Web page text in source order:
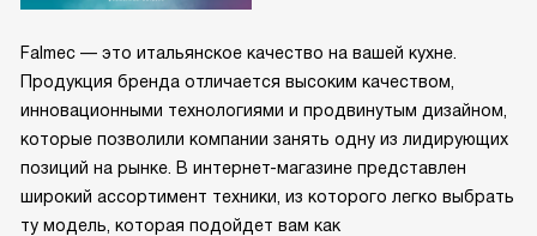
Falmec — это итальянское качество на вашей кухне.
Продукция бренда отличается высоким качеством,
инновационными технологиями и продвинутым дизайном,
которые позволили компании занять одну из лидирующих
позиций на рынке. В интернет-магазине представлен
широкий ассортимент техники, из которого легко выбрать
ту модель, которая подойдет вам как